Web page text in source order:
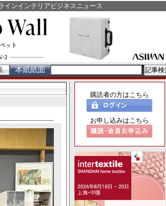
インインテリアビジネスニュース
本紙紙面
購読者の方はこちら
お申し込みはこちら